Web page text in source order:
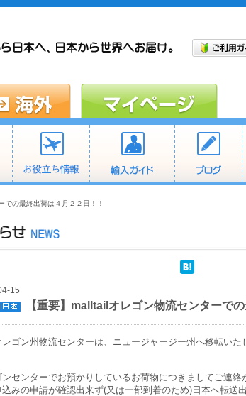
での最終出荷は４月２２日！！
15
【重要】malltailオレゴン物流センターで
ゴン州物流センターは、ニュージャージー州へ移転いた
ンセンターでお預かりしているお荷物につきましてご連絡
みの申請が確認出来ず(又は一部到着のため)日本へ転送